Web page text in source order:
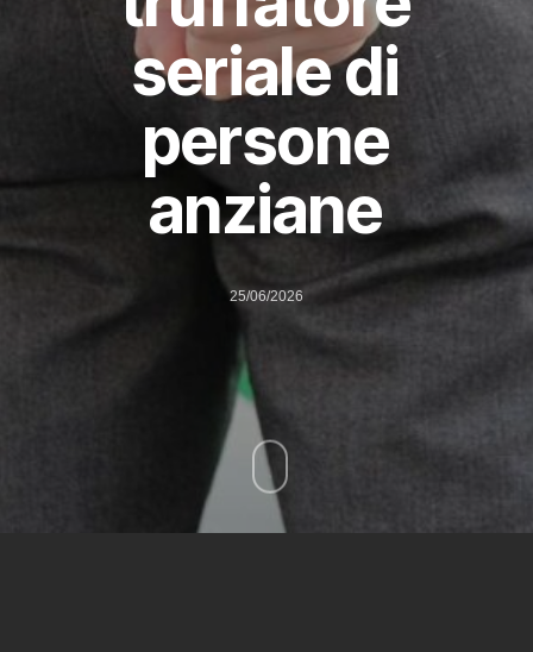
seriale di
persone
anziane
25/06/2026